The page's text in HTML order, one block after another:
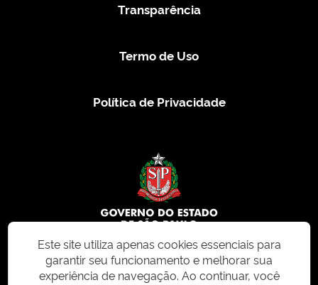
Transparência
Termo de Uso
Política de Privacidade
© 2026 CMS.SP.GOV.BR. Todos os direitos reservados.
Este site utiliza apenas cookies essenciais para
garantir seu funcionamento e melhorar sua
experiência de navegação. Ao continuar, você